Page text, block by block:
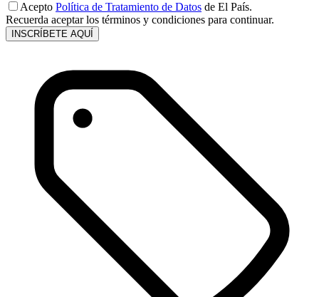
Acepto Política de Tratamiento de Datos de El País.
Recuerda aceptar los términos y condiciones para continuar.
INSCRÍBETE AQUÍ